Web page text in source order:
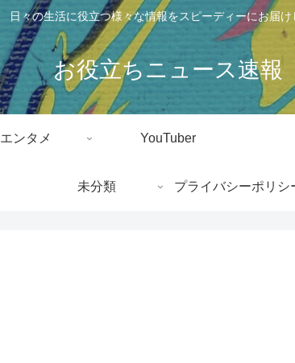
日々の生活に役立つ様々な情報をスピーディーにお届け
お役立ちニュース速報
エンタメ YouTuber
未分類 プライバシーポリシ